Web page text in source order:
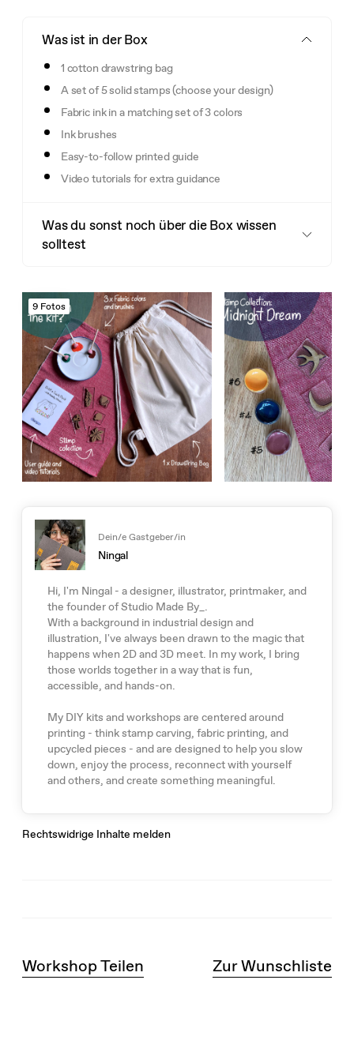
Was ist in der Box
1 cotton drawstring bag
A set of 5 solid stamps (choose your design)
Fabric ink in a matching set of 3 colors
Ink brushes
Easy-to-follow printed guide
Video tutorials for extra guidance
Was du sonst noch über die Box wissen
solltest
9 Fotos
Dein/e Gastgeber/in
Ningal
Hi, I'm Ningal - a designer, illustrator, printmaker, and
the founder of Studio Made By_.
With a background in industrial design and
illustration, I've always been drawn to the magic that
happens when 2D and 3D meet. In my work, I bring
those worlds together in a way that is fun,
accessible, and hands-on.
My DIY kits and workshops are centered around
printing - think stamp carving, fabric printing, and
upcycled pieces - and are designed to help you slow
down, enjoy the process, reconnect with yourself
and others, and create something meaningful.
Rechtswidrige Inhalte melden
Workshop Teilen Zur Wunschliste